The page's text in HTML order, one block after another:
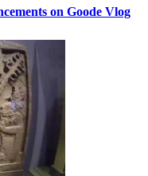
on Goode Vlog